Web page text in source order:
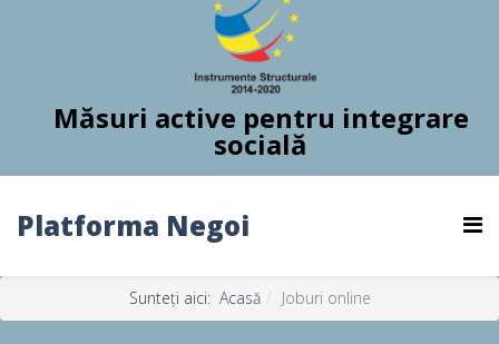
Măsuri active pentru integrare
socială
Platforma Negoi
Sunteți aici: Acasă Joburi online